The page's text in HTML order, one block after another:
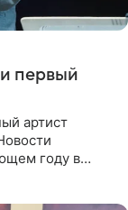
первый
артист
году в